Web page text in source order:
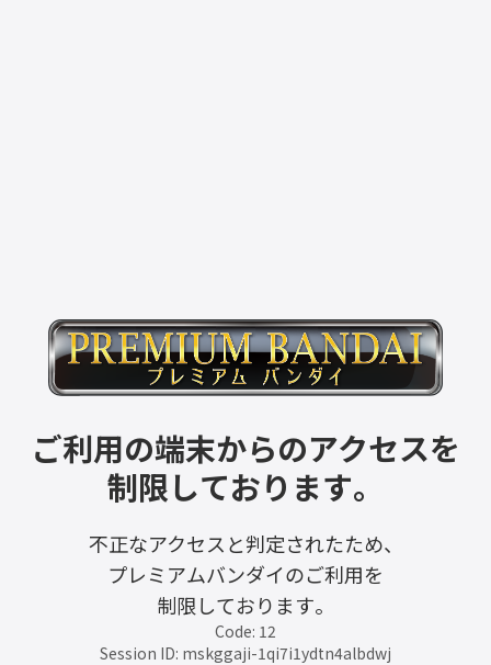
ご利用の端末からのアクセスを
制限しております。
不正なアクセスと判定されたため、
プレミアムバンダイのご利用を
制限しております。
Code: 12
Session ID: mskggaji-1qi7i1ydtn4albdwj